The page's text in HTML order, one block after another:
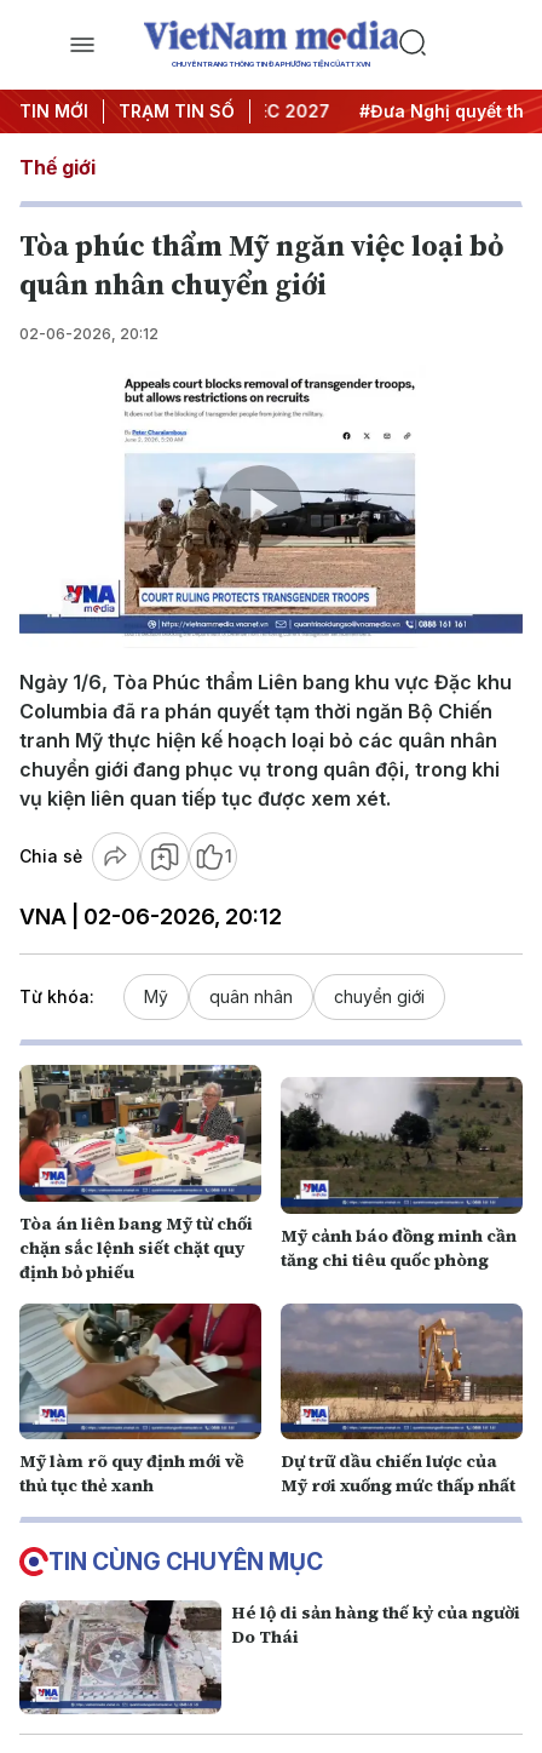
CHUYÊN TRANG THÔNG TIN ĐA PHƯƠNG TIỆN CỦA TTXVN
TIN MỚI TRẠM TIN SỐ
Trung ương 3 #APEC 2027 #Đưa Nghị quyết thành
Thế giới
Tòa phúc thẩm Mỹ ngăn việc loại bỏ
quân nhân chuyển giới
02-06-2026, 20:12
Play
Video
Ngày 1/6, Tòa Phúc thẩm Liên bang khu vực Đặc khu
Columbia đã ra phán quyết tạm thời ngăn Bộ Chiến
tranh Mỹ thực hiện kế hoạch loại bỏ các quân nhân
chuyển giới đang phục vụ trong quân đội, trong khi
vụ kiện liên quan tiếp tục được xem xét.
Chia sẻ 1
VNA | 02-06-2026, 20:12
Từ khóa: Mỹ quân nhân chuyển giới
Tòa án liên bang Mỹ từ chối
chặn sắc lệnh siết chặt quy
định bỏ phiếu
Mỹ cảnh báo đồng minh cần
tăng chi tiêu quốc phòng
Mỹ làm rõ quy định mới về
thủ tục thẻ xanh
Dự trữ dầu chiến lược của
Mỹ rơi xuống mức thấp nhất
TIN CÙNG CHUYÊN MỤC
Hé lộ di sản hàng thế kỷ của người
Do Thái